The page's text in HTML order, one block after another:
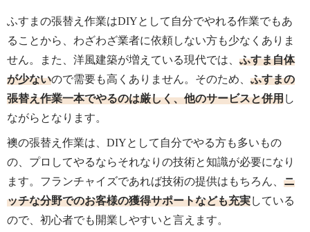
ふすまの張替え作業はDIYとして自分でやれる作業でもあ
ることから、わざわざ業者に依頼しない方も少なくありま
せん。また、洋風建築が増えている現代では、 ふすま自体
が少ないので需要も高くありません。そのため、 ふすまの
張替え作業一本でやるのは厳しく、他のサービスと併用し
ながらとなります。
襖の張替え作業は、DIYとして自分でやる方も多いもの
の、プロしてやるならそれなりの技術と知識が必要になり
ます。フランチャイズであれば技術の提供はもちろん、 ニ
ッチな分野でのお客様の獲得サポートなども充実している
ので、初心者でも開業しやすいと言えます。